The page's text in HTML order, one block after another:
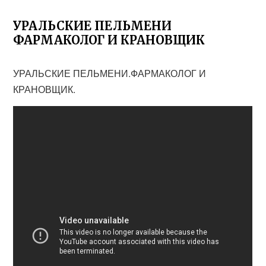
УРАЛЬСКИЕ ПЕЛЬМЕНИ
ФАРМАКОЛОГ И КРАНОВЩИК
УРАЛЬСКИЕ ПЕЛЬМЕНИ.ФАРМАКОЛОГ И
КРАНОВЩИК.